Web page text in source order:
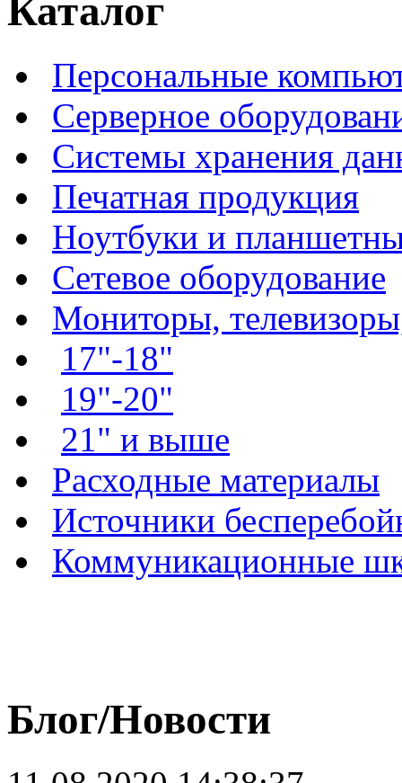
Каталог
Персональные
Серверное
Системы хранения
Печатная продукция
Ноутбуки и
Сетевое оборудование
Мониторы,
17"-18"
19"-20"
21" и выше
Расходные материалы
Источники
Коммуникационные
Блог/Новости